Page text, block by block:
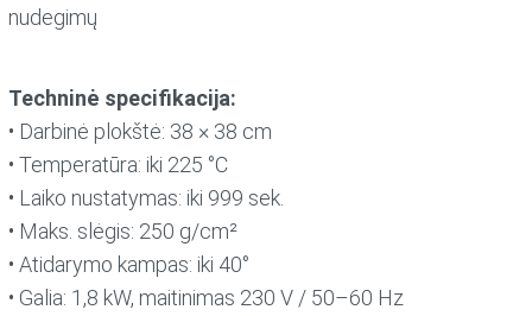
nudegimų
Techninė specifikacija:
• Darbinė plokštė: 38 × 38 cm
• Temperatūra: iki 225 °C
• Laiko nustatymas: iki 999 sek.
• Maks. slėgis: 250 g/cm²
• Atidarymo kampas: iki 40°
• Galia: 1,8 kW, maitinimas 230 V / 50–60 Hz